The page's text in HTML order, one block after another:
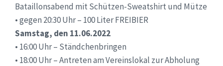
Bataillonsabend mit Schützen-Sweatshirt und Mütze
• gegen 20:30 Uhr – 100 Liter FREIBIER
Samstag, den 11.06.2022
• 16:00 Uhr – Ständchenbringen
• 18:00 Uhr – Antreten am Vereinslokal zur Abholung